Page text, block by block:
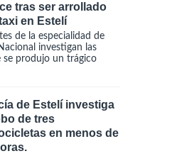
tras ser arrollado
en Estelí
de la especialidad de
investigan las
se produjo un trágico
de Estelí investiga
de tres
en menos de